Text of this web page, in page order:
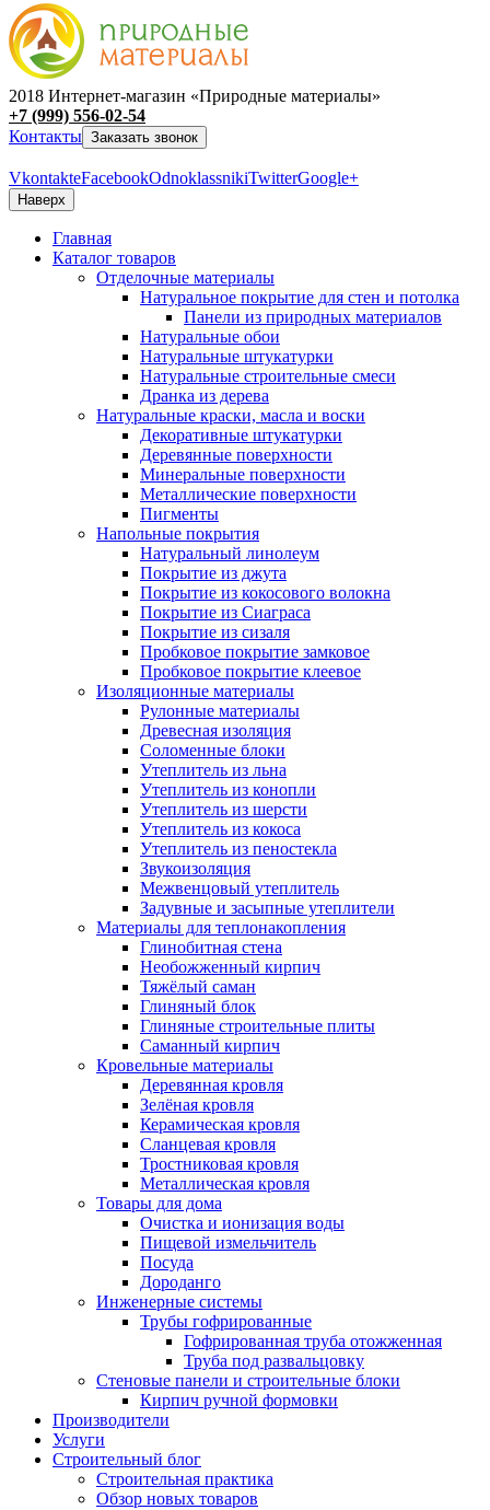
2018 Интернет-магазин «Природные материалы»
+7 (999) 556-02-54
Контакты Заказать звонок
VkontakteFacebookOdnoklassnikiTwitterGoogle+
Наверх
Главная
Каталог товаров
Отделочные материалы
Натуральное покрытие для стен и потолка
Панели из природных материалов
Натуральные обои
Натуральные штукатурки
Натуральные строительные смеси
Дранка из дерева
Натуральные краски, масла и воски
Декоративные штукатурки
Деревянные поверхности
Минеральные поверхности
Металлические поверхности
Пигменты
Напольные покрытия
Натуральный линолеум
Покрытие из джута
Покрытие из кокосового волокна
Покрытие из Сиаграса
Покрытие из сизаля
Пробковое покрытие замковое
Пробковое покрытие клеевое
Изоляционные материалы
Рулонные материалы
Древесная изоляция
Соломенные блоки
Утеплитель из льна
Утеплитель из конопли
Утеплитель из шерсти
Утеплитель из кокоса
Утеплитель из пеностекла
Звукоизоляция
Межвенцовый утеплитель
Задувные и засыпные утеплители
Материалы для теплонакопления
Глинобитная стена
Необожженный кирпич
Тяжёлый саман
Глиняный блок
Глиняные строительные плиты
Саманный кирпич
Кровельные материалы
Деревянная кровля
Зелёная кровля
Керамическая кровля
Сланцевая кровля
Тростниковая кровля
Металлическая кровля
Товары для дома
Очистка и ионизация воды
Пищевой измельчитель
Посуда
Дороданго
Инженерные системы
Трубы гофрированные
Гофрированная труба отожженная
Труба под развальцовку
Стеновые панели и строительные блоки
Кирпич ручной формовки
Производители
Услуги
Строительный блог
Строительная практика
Обзор новых товаров